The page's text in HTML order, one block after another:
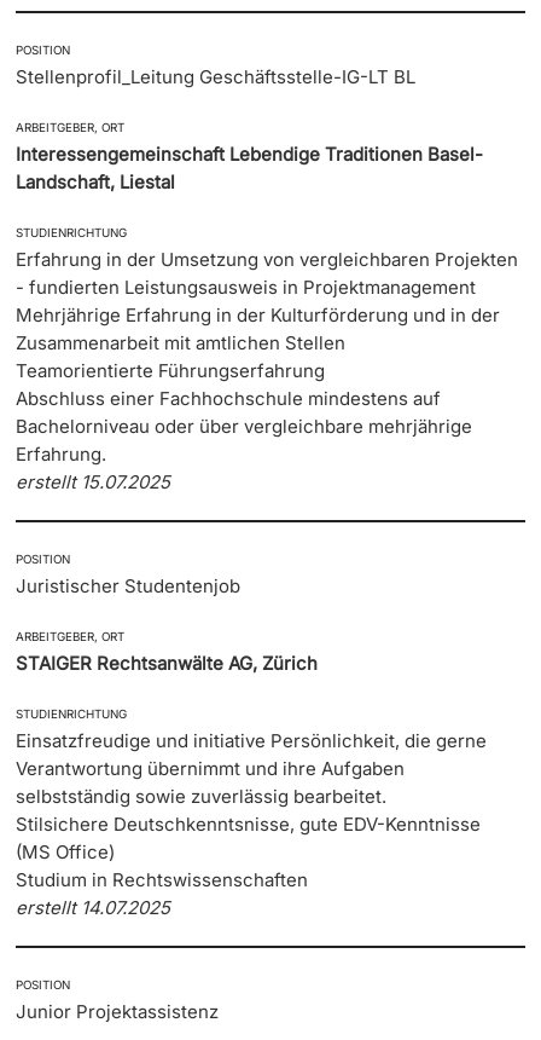
POSITION
Stellenprofil_Leitung Geschäftsstelle-IG-LT BL
ARBEITGEBER, ORT
Interessengemeinschaft Lebendige Traditionen Basel-
Landschaft, Liestal
STUDIENRICHTUNG
Erfahrung in der Umsetzung von vergleichbaren Projekten
- fundierten Leistungsausweis in Projektmanagement
Mehrjährige Erfahrung in der Kulturförderung und in der
Zusammenarbeit mit amtlichen Stellen
Teamorientierte Führungserfahrung
Abschluss einer Fachhochschule mindestens auf
Bachelorniveau oder über vergleichbare mehrjährige
Erfahrung.
erstellt 15.07.2025
POSITION
Juristischer Studentenjob
ARBEITGEBER, ORT
STAIGER Rechtsanwälte AG, Zürich
STUDIENRICHTUNG
Einsatzfreudige und initiative Persönlichkeit, die gerne
Verantwortung übernimmt und ihre Aufgaben
selbstständig sowie zuverlässig bearbeitet.
Stilsichere Deutschkenntsnisse, gute EDV-Kenntnisse
(MS Office)
Studium in Rechtswissenschaften
erstellt 14.07.2025
POSITION
Junior Projektassistenz